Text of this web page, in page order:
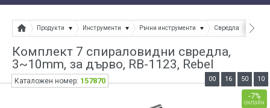
Продукти Инструменти Ръчни инструменти Свредла
Комплект 7 спираловидни свредла,
3~10mm, за дърво, RB-1123, Rebel
-7%
онлайн
00 16 50 10
Каталожен номер: 157870